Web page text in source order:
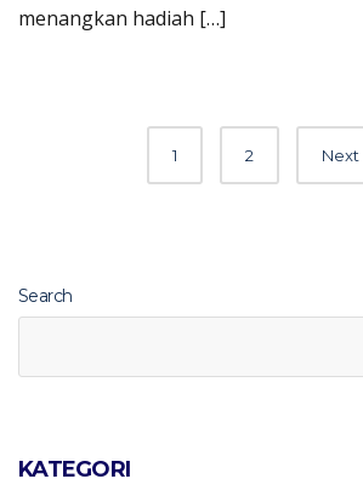
menangkan hadiah […]
navigation
1 2 Next
Search
KATEGORI